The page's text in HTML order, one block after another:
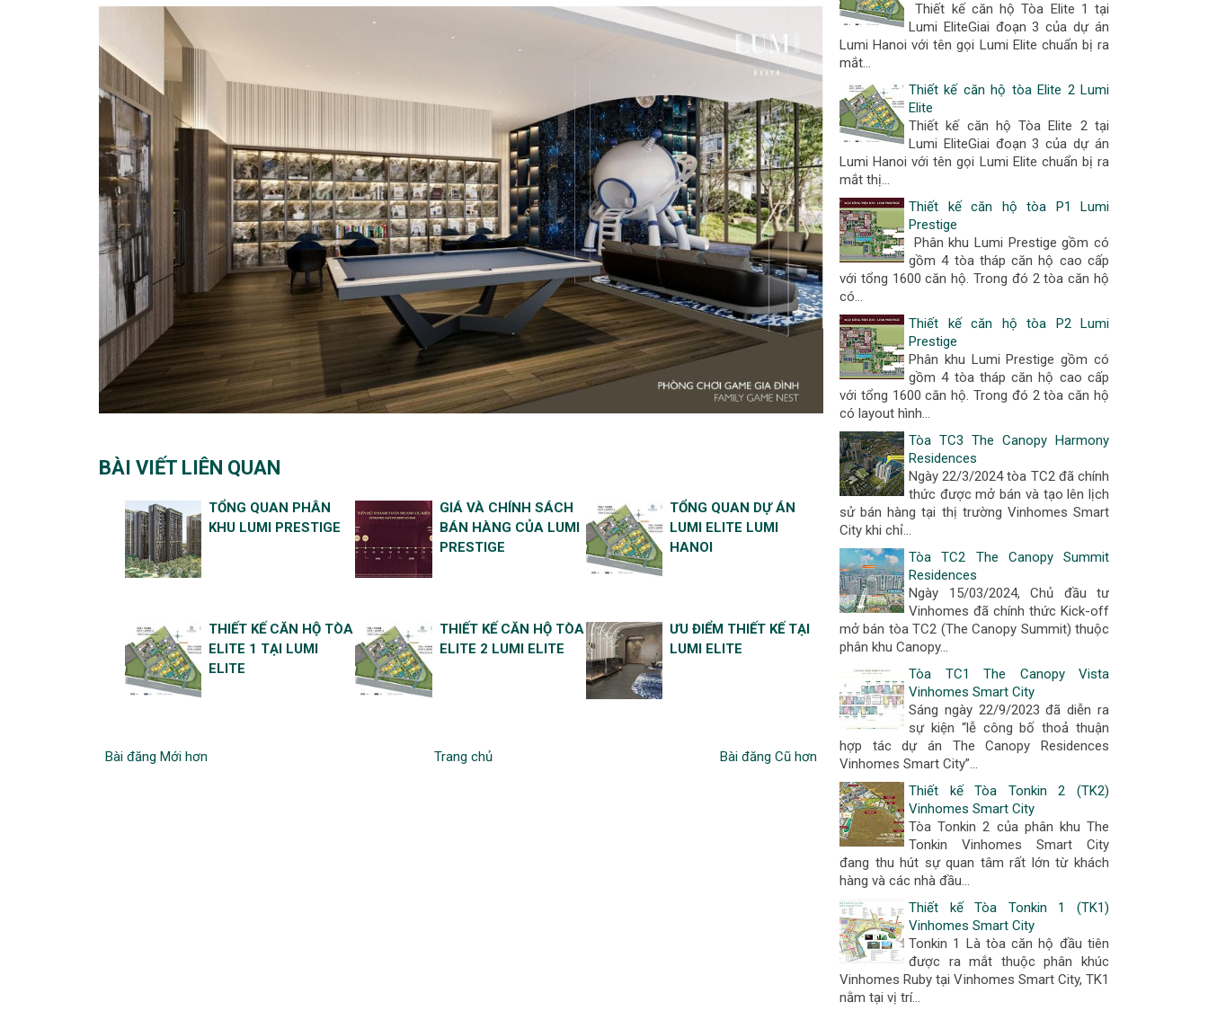
BÀI VIẾT LIÊN QUAN
TỔNG QUAN PHÂN
KHU LUMI PRESTIGE
GIÁ VÀ CHÍNH SÁCH
BÁN HÀNG CỦA LUMI
PRESTIGE
TỔNG QUAN DỰ ÁN
LUMI ELITE LUMI
HANOI
THIẾT KẾ CĂN HỘ TÒA
ELITE 1 TẠI LUMI
ELITE
THIẾT KẾ CĂN HỘ TÒA
ELITE 2 LUMI ELITE
ƯU ĐIỂM THIẾT KẾ TẠI
LUMI ELITE
Bài đăng Mới hơn Trang chủ Bài đăng Cũ hơn
Thiết kế căn hộ Tòa Elite 1 tại
Lumi EliteGiai đoạn 3 của dự án
Lumi Hanoi với tên gọi Lumi Elite chuẩn bị ra
mắt...
Thiết kế căn hộ tòa Elite 2 Lumi
Elite
Thiết kế căn hộ Tòa Elite 2 tại
Lumi EliteGiai đoạn 3 của dự án
Lumi Hanoi với tên gọi Lumi Elite chuẩn bị ra
mắt thị...
Thiết kế căn hộ tòa P1 Lumi
Prestige
Phân khu Lumi Prestige gồm có
gồm 4 tòa tháp căn hộ cao cấp
với tổng 1600 căn hộ. Trong đó 2 tòa căn hộ
có...
Thiết kế căn hộ tòa P2 Lumi
Prestige
Phân khu Lumi Prestige gồm có
gồm 4 tòa tháp căn hộ cao cấp
với tổng 1600 căn hộ. Trong đó 2 tòa căn hộ
có layout hình...
Tòa TC3 The Canopy Harmony
Residences
Ngày 22/3/2024 tòa TC2 đã chính
thức được mở bán và tạo lên lịch
sử bán hàng tại thị trường Vinhomes Smart
City khi chỉ...
Tòa TC2 The Canopy Summit
Residences
Ngày 15/03/2024, Chủ đầu tư
Vinhomes đã chính thức Kick-off
mở bán tòa TC2 (The Canopy Summit) thuộc
phân khu Canopy...
Tòa TC1 The Canopy Vista
Vinhomes Smart City
Sáng ngày 22/9/2023 đã diễn ra
sự kiện “lễ công bố thoả thuận
hợp tác dự án The Canopy Residences
Vinhomes Smart City”...
Thiết kế Tòa Tonkin 2 (TK2)
Vinhomes Smart City
Tòa Tonkin 2 của phân khu The
Tonkin Vinhomes Smart City
đang thu hút sự quan tâm rất lớn từ khách
hàng và các nhà đầu...
Thiết kế Tòa Tonkin 1 (TK1)
Vinhomes Smart City
Tonkin 1 Là tòa căn hộ đầu tiên
được ra mắt thuộc phân khúc
Vinhomes Ruby tại Vinhomes Smart City, TK1
nằm tại vị trí...